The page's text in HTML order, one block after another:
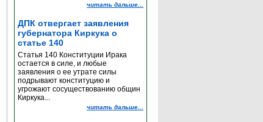
читать дальше...
ДПК отвергает заявления
губернатора Киркука о
статье 140
Статья 140 Конституции Ирака
остается в силе, и любые
заявления о ее утрате силы
подрывают конституцию и
угрожают сосуществованию общин
Киркука...
читать дальше...